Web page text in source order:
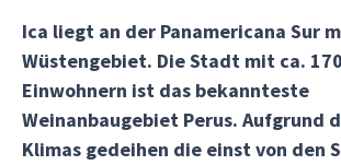
Ica liegt an der Panamericana Sur
Wüstengebiet. Die Stadt mit ca.
Einwohnern ist das bekannteste
Weinanbaugebiet Perus. Aufgrund
Klimas gedeihen die einst von den